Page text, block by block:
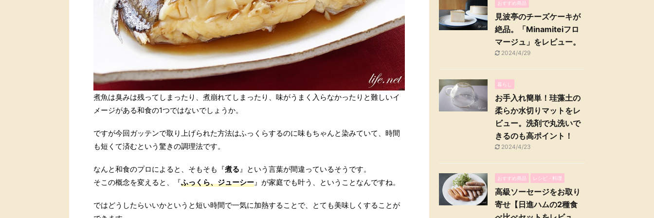
煮魚は臭みは残ってしまったり、煮崩れてしまったり、味がうまく入らなかったりと難しいイ
メージがある和食の1つではないでしょうか。
ですが今回ガッテンで取り上げられた方法はふっくらするのに味もちゃんと染みていて、時間
も短くて済むという驚きの調理法です。
なんと和食のプロによると、そもそも『煮る』という言葉が間違っているそうです。
そこの概念を変えると、『ふっくら、ジューシー』が家庭でも叶う、ということなんですね。
ではどうしたらいいかというと短い時間で一気に加熱することで、とても美味しくすることが
おすすめ商品
見波亭のチーズケーキが
絶品。「Minamiteiフロ
マージュ」をレビュー。
2024/4/29
暮らし
お手入れ簡単！珪藻土の
柔らか水切りマットをレ
ビュー。洗剤で丸洗いで
きるのも高ポイント！
2024/4/23
おすすめ商品 レシピ・料理
高級ソーセージをお取り
寄せ【日進ハムの2種食